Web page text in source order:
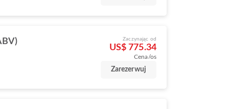
Zaczynając od
US$ 775.34
Cena/os
Zarezerwuj